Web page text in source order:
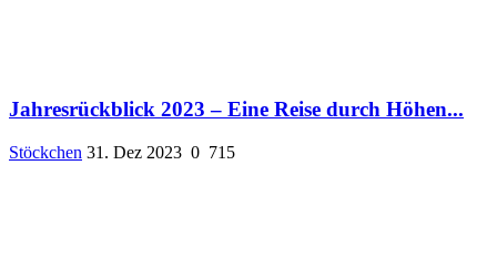
Jahresrückblick 2023 – Eine Reise durch Höhen...
Stöckchen 31. Dez 2023 0 715